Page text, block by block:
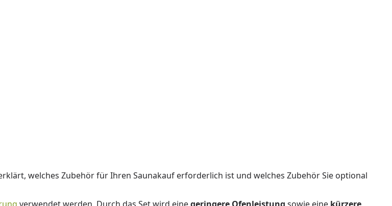
welches Zubehör für Ihren Saunakauf erforderlich ist und welches Zubehör Sie optional